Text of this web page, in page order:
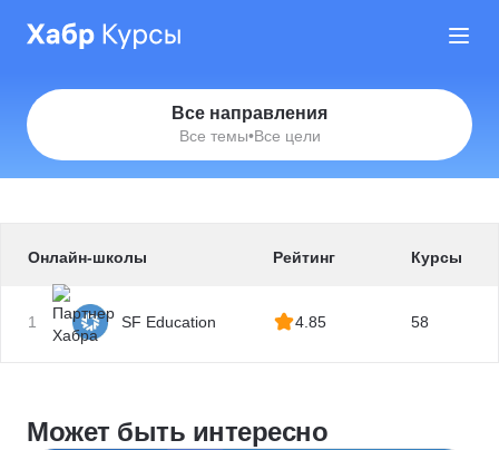
Все направления
Все темы•Все цели
Онлайн-школы Рейтинг Курсы
1 SF Education 4.85 58
Может быть интересно